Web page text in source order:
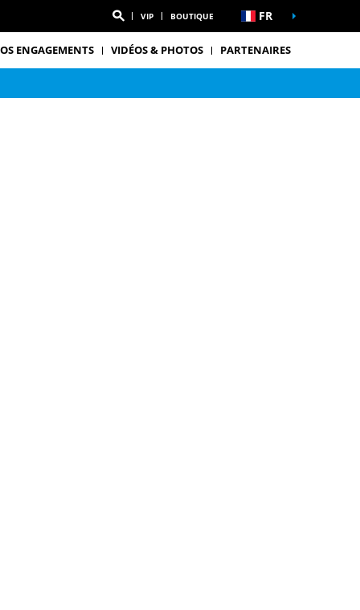
VIP BOUTIQUE FR
ENGAGEMENTS VIDÉOS & PHOTOS PARTENAIRES